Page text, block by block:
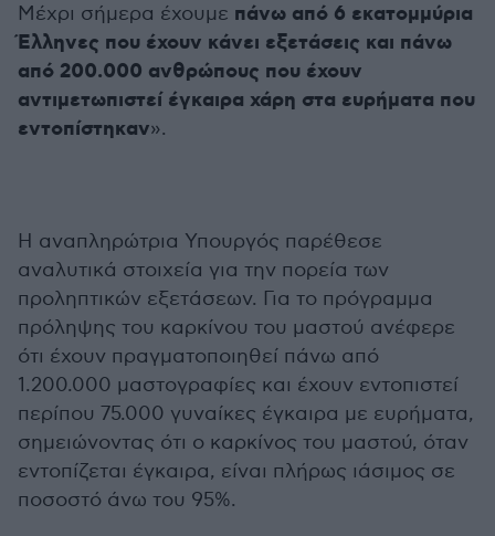
Μέχρι σήμερα έχουμε πάνω από 6 εκατομμύρια
Έλληνες που έχουν κάνει εξετάσεις και πάνω
από 200.000 ανθρώπους που έχουν
αντιμετωπιστεί έγκαιρα χάρη στα ευρήματα που
εντοπίστηκαν».
Η αναπληρώτρια Υπουργός παρέθεσε
αναλυτικά στοιχεία για την πορεία των
προληπτικών εξετάσεων. Για το πρόγραμμα
πρόληψης του καρκίνου του μαστού ανέφερε
ότι έχουν πραγματοποιηθεί πάνω από
1.200.000 μαστογραφίες και έχουν εντοπιστεί
περίπου 75.000 γυναίκες έγκαιρα με ευρήματα,
σημειώνοντας ότι ο καρκίνος του μαστού, όταν
εντοπίζεται έγκαιρα, είναι πλήρως ιάσιμος σε
ποσοστό άνω του 95%.